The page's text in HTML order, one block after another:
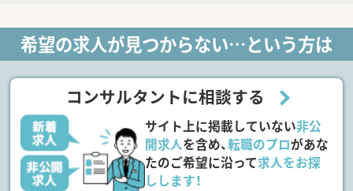
希望の求人が見つからない…という方は
コンサルタントに相談する
サイト上に掲載していない非公
開求人を含め、転職のプロがあな
たのご希望に沿って求人をお探
しします！